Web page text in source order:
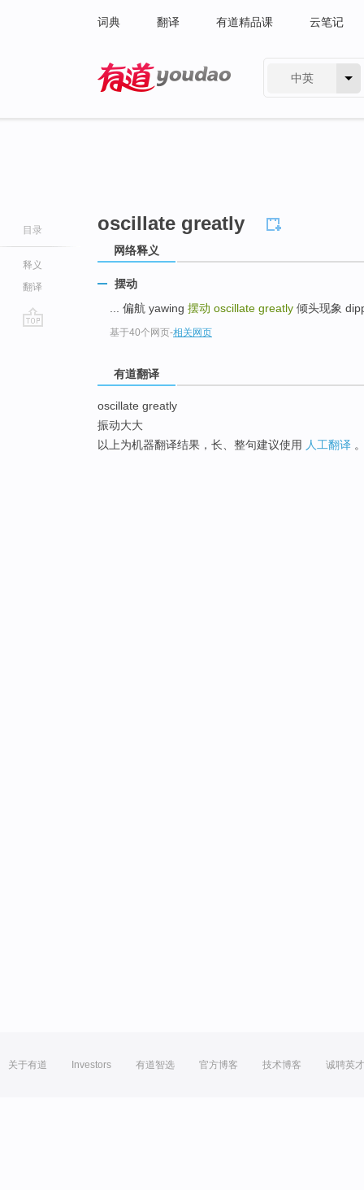
词典 翻译 有道精品课 云笔记
中英
目录
释义
翻译
oscillate greatly
网络释义
摆动
... 偏航 yawing 摆动 oscillate greatly 倾头现象
基于40个网页-相关网页
有道翻译
oscillate greatly
振动大大
以上为机器翻译结果，长、整句建议使用 人工翻译
关于有道 Investors 有道智选 官方博客 技术博客 诚聘英才